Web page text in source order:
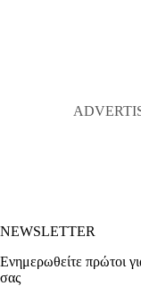
NEWSLETTER
Ενημερωθείτε πρώτοι
σας